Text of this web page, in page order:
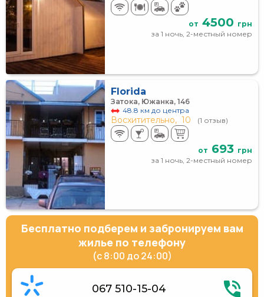
от 4500 грн
за 1 ночь, 2-местный номер
Florida
Затока, Южанка, 146
48.8 км до центра
Восхитительно, 10 (1 отзыв)
от 693 грн
за 1 ночь, 2-местный номер
Бесплатно подберем и забронируем вам
жилье по телефону
(с 8:00 до 24:00)
067 510-15-04